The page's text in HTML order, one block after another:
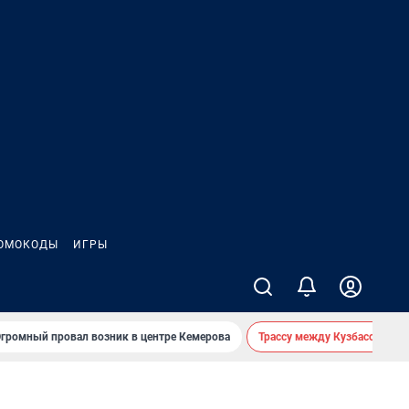
ИГРЫ
провал возник в центре Кемерова Трассу между Кузбассом и